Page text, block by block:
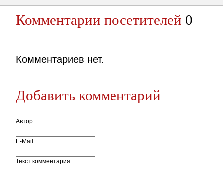
Комментарии посетителей 0
Комментариев нет.
Добавить комментарий
Автор:
E-Mail:
Текст комментария: